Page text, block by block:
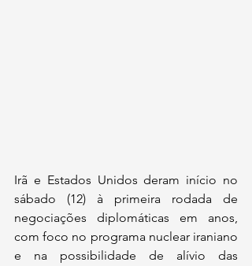
Irã e Estados Unidos deram início no
sábado (12) à primeira rodada de
negociações diplomáticas em anos,
com foco no programa nuclear iraniano
e na possibilidade de alívio das